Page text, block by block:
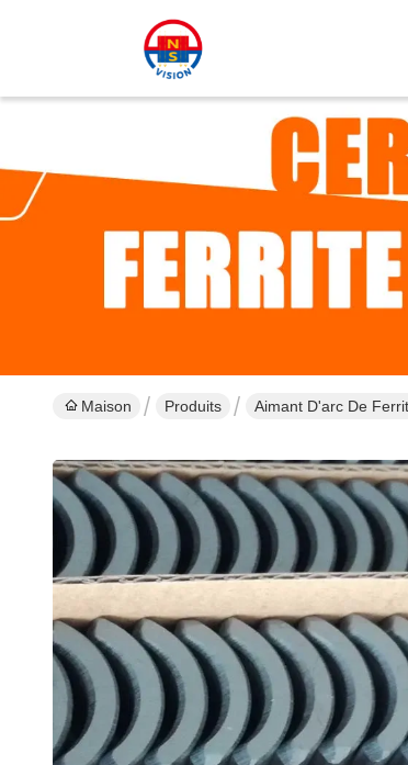
Maison Produits Aimant D'arc De